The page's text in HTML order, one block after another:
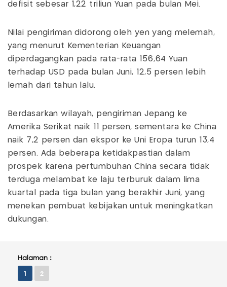
defisit sebesar 1,22 triliun Yuan pada bulan Mei.
Nilai pengiriman didorong oleh yen yang melemah,
yang menurut Kementerian Keuangan
diperdagangkan pada rata-rata 156,64 Yuan
terhadap USD pada bulan Juni, 12,5 persen lebih
lemah dari tahun lalu.
Berdasarkan wilayah, pengiriman Jepang ke
Amerika Serikat naik 11 persen, sementara ke China
naik 7,2 persen dan ekspor ke Uni Eropa turun 13,4
persen. Ada beberapa ketidakpastian dalam
prospek karena pertumbuhan China secara tidak
terduga melambat ke laju terburuk dalam lima
kuartal pada tiga bulan yang berakhir Juni, yang
menekan pembuat kebijakan untuk meningkatkan
dukungan.
Halaman :
1 2